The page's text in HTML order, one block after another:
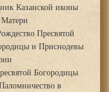
Казанской иконы
Пресвятой
и Приснодевы
Богородицы
в